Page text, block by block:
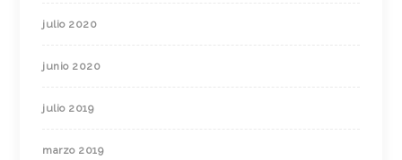
julio 2020
junio 2020
julio 2019
marzo 2019